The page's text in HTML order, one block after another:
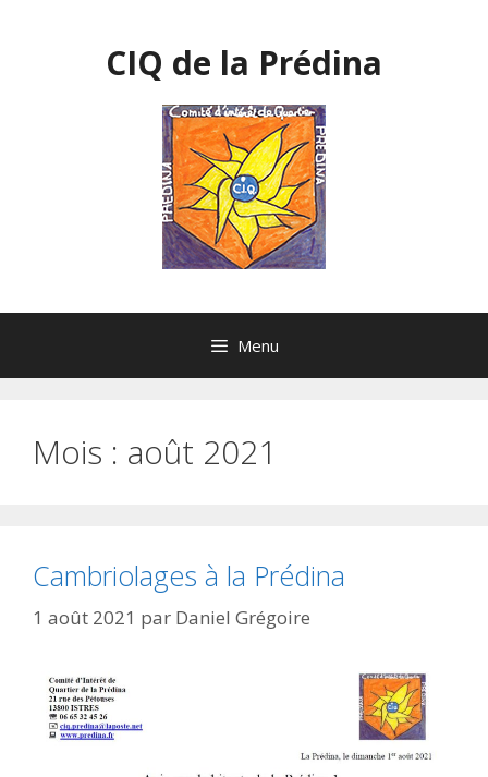
CIQ de la Prédina
Menu
Mois : août 2021
Cambriolages à la Prédina
1 août 2021 par Daniel Grégoire